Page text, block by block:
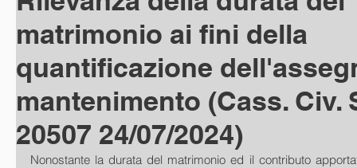
matrimonio ai fini della
quantificazione
mantenimento (Cass. Civ.
20507 24/07/2024)
Nonostante la durata del matrimonio ed il contributo